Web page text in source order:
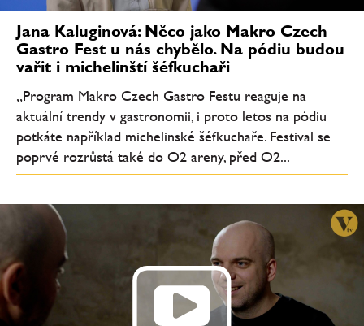
Jana Kaluginová: Něco jako Makro Czech
Gastro Fest u nás chybělo. Na pódiu budou
vařit i michelinští šéfkuchaři
„Program Makro Czech Gastro Festu reaguje na
aktuální trendy v gastronomii, i proto letos na pódiu
potkáte například michelinské šéfkuchaře. Festival se
poprvé rozrůstá také do O2 areny, před O2...